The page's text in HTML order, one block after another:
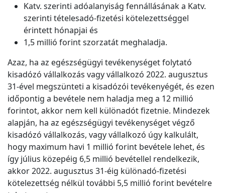
Katv. szerinti adóalanyiság fennállásának a Katv.
szerinti tételesadó-fizetési kötelezettséggel
érintett hónapjai és
1,5 millió forint szorzatát meghaladja.
Azaz, ha az egészségügyi tevékenységet folytató
kisadózó vállalkozás vagy vállalkozó 2022. augusztus
31-ével megszünteti a kisadózói tevékenyégét, és ezen
időpontig a bevétele nem haladja meg a 12 millió
forintot, akkor nem kell különadót fizetnie. Mindezek
alapján, ha az egészségügyi tevékenységet végző
kisadózó vállalkozás, vagy vállalkozó úgy kalkulált,
hogy maximum havi 1 millió forint bevétele lehet, és
így július közepéig 6,5 millió bevétellel rendelkezik,
akkor 2022. augusztus 31-éig különadó-fizetési
kötelezettség nélkül további 5,5 millió forint bevételre